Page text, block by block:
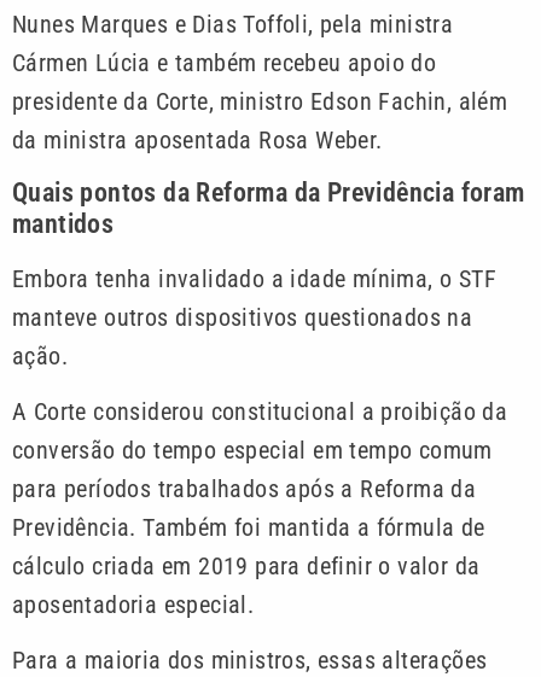
Nunes Marques e Dias Toffoli, pela ministra
Cármen Lúcia e também recebeu apoio do
presidente da Corte, ministro Edson Fachin, além
da ministra aposentada Rosa Weber.
Quais pontos da Reforma da Previdência foram
mantidos
Embora tenha invalidado a idade mínima, o STF
manteve outros dispositivos questionados na
ação.
A Corte considerou constitucional a proibição da
conversão do tempo especial em tempo comum
para períodos trabalhados após a Reforma da
Previdência. Também foi mantida a fórmula de
cálculo criada em 2019 para definir o valor da
aposentadoria especial.
Para a maioria dos ministros, essas alterações